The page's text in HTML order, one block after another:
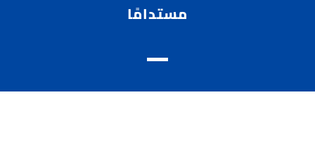
مستدامًا